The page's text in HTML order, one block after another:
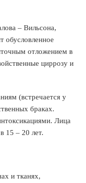
– Вильсона,
обусловленное
отложением в
циррозу и
(встречается у
браках.
Лица
15 – 20 лет.
и тканях,